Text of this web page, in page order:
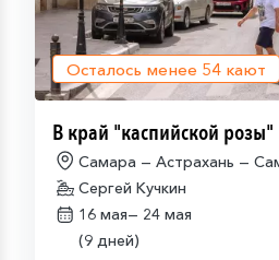
Осталось менее 54 кают
В край "каспийской розы"
Самара — Астрахань —
Сергей Кучкин
16 мая— 24 мая
(9 дней)